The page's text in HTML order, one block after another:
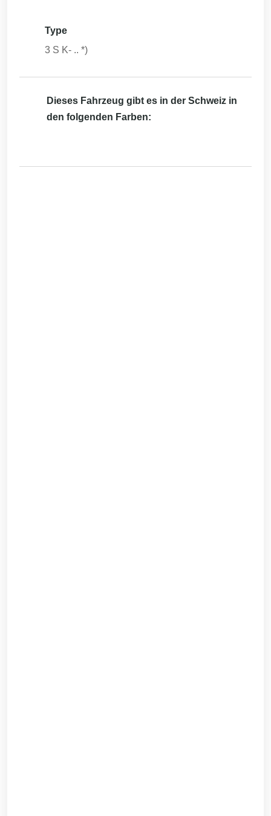
Type
3 S K- .. *)
Dieses Fahrzeug gibt es in der Schweiz in
den folgenden Farben: